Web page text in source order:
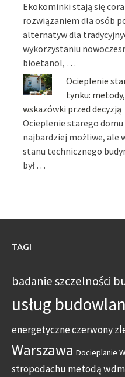
Ekokominki stają się
rozwiązaniem dla osób
alternatyw dla
wykorzystaniu
bioetanol, …
Ocieplenie
tynku:
wskazówki przed decyzją
Ocieplenie starego
najbardziej możliwe, ale
stanu technicznego
był …
TAGI
badanie szczelności
usług
energetyczneczerwony
Warszawa Docieplanie
stropodachu metodą